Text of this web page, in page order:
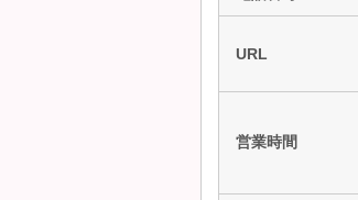
URL
営業時間